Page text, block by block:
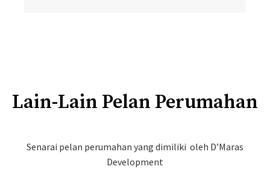
Lain-Lain Pelan Perumahan
Senarai pelan perumahan yang dimiliki oleh D’Maras
Development